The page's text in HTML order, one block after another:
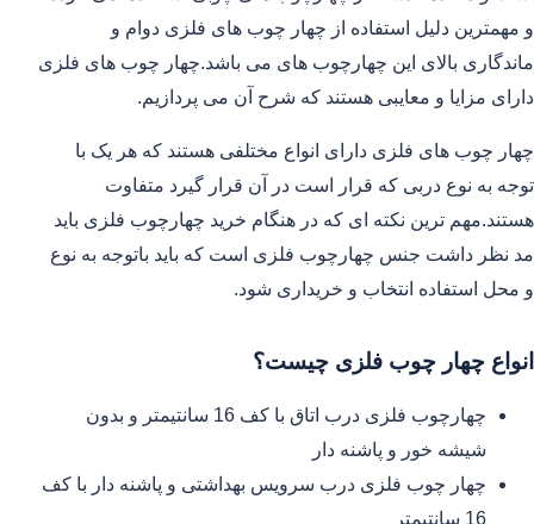
و مهمترین دلیل استفاده از چهار چوب های فلزی دوام و
ماندگاری بالای این چهارچوب های می باشد.چهار چوب های فلزی
دارای مزایا و معایبی هستند که شرح آن می پردازیم.
چهار چوب های فلزی دارای انواع مختلفی هستند که هر یک با
توجه به نوع دربی که قرار است در آن قرار گیرد متفاوت
هستند.مهم ترین نکته ای که در هنگام خرید چهارچوب فلزی باید
مد نظر داشت جنس چهارچوب فلزی است که باید باتوجه به نوع
و محل استفاده انتخاب و خریداری شود.
انواع چهار چوب فلزی چیست؟
چهارچوب فلزی درب اتاق با کف 16 سانتیمتر و بدون
شیشه خور و پاشنه دار
چهار چوب فلزی درب سرویس بهداشتی و پاشنه دار با کف
16 سانتیمتر